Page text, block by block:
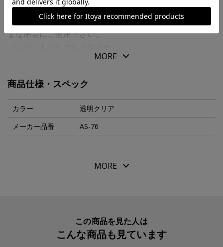
日本の四季折々の花や風物詩などの印です。
御進物に一言添えたり、お手紙のワンポイントなどさまざ
まな用途にご使用下さい。
インクパッドは別売りです。
MORE
商品仕様・スペック
カラー
透明クリア
メーカー品番
AS-76
MORE
この商品を見た人は
こんな商品も見ています